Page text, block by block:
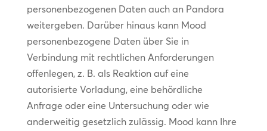
personenbezogenen Daten auch an Pandora
weitergeben. Darüber hinaus kann Mood
personenbezogene Daten über Sie in
Verbindung mit rechtlichen Anforderungen
offenlegen, z. B. als Reaktion auf eine
autorisierte Vorladung, eine behördliche
Anfrage oder eine Untersuchung oder wie
anderweitig gesetzlich zulässig. Mood kann Ihre